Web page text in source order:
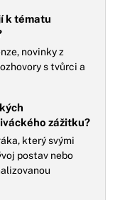
k tématu
novinky z
s tvůrci a
zážitku?
který svými
postav nebo